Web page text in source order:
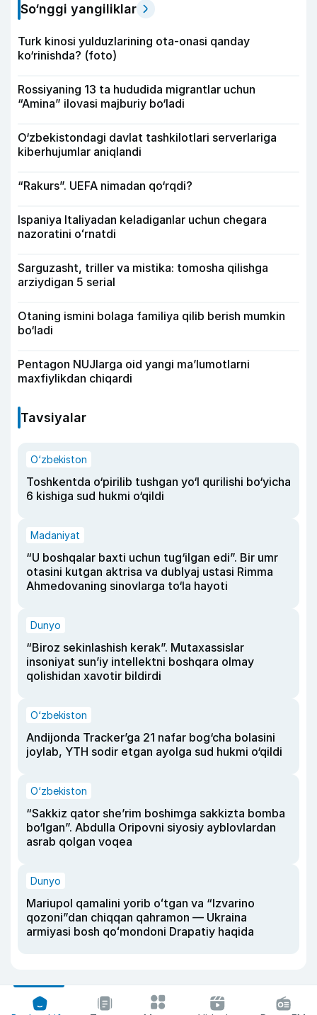
So‘nggi yangiliklar
Turk kinosi yulduzlarining ota-onasi qanday
ko‘rinishda? (foto)
Rossiyaning 13 ta hududida migrantlar uchun
“Amina” ilovasi majburiy bo‘ladi
O‘zbekistondagi davlat tashkilotlari serverlariga
kiberhujumlar aniqlandi
“Rakurs”. UEFA nimadan qo‘rqdi?
Ispaniya Italiyadan keladiganlar uchun chegara
nazoratini oʻrnatdi
Sarguzasht, triller va mistika: tomosha qilishga
arziydigan 5 serial
Otaning ismini bolaga familiya qilib berish mumkin
bo‘ladi
Pentagon NUJlarga oid yangi maʼlumotlarni
maxfiylikdan chiqardi
Tavsiyalar
O‘zbekiston
Toshkentda o‘pirilib tushgan yo‘l qurilishi bo‘yicha
6 kishiga sud hukmi o‘qildi
Madaniyat
“U boshqalar baxti uchun tug‘ilgan edi”. Bir umr
otasini kutgan aktrisa va dublyaj ustasi Rimma
Ahmedovaning sinovlarga to‘la hayoti
Dunyo
“Biroz sekinlashish kerak”. Mutaxassislar
insoniyat sun’iy intellektni boshqara olmay
qolishidan xavotir bildirdi
O‘zbekiston
Andijonda Tracker’ga 21 nafar bog‘cha bolasini
joylab, YTH sodir etgan ayolga sud hukmi o‘qildi
O‘zbekiston
“Sakkiz qator she’rim boshimga sakkizta bomba
bo‘lgan”. Abdulla Oripovni siyosiy ayblovlardan
asrab qolgan voqea
Dunyo
Mariupol qamalini yorib oʻtgan va “Izvarino
qozoni”dan chiqqan qahramon — Ukraina
armiyasi bosh qoʻmondoni Drapatiy haqida